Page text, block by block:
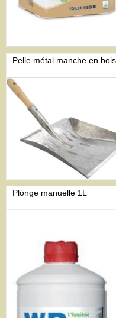
Pelle métal manche en bois
Plonge manuelle 1L